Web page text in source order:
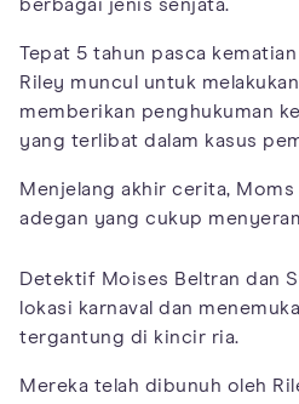
berbagai jenis senjata.
Tepat 5 tahun pasca
Riley muncul untuk
memberikan penghukuman
yang terlibat dalam kasus
Menjelang akhir cerita,
adegan yang cukup
Detektif Moises Beltran dan
lokasi karnaval dan
tergantung di kincir ria.
Mereka telah dibunuh oleh